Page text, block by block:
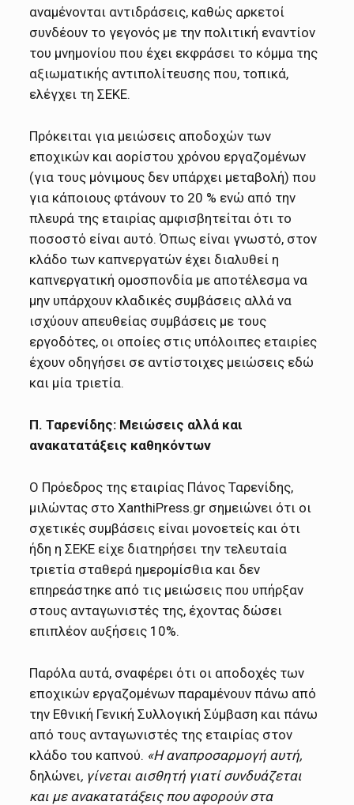
αναμένονται αντιδράσεις, καθώς αρκετοί
συνδέουν το γεγονός με την πολιτική εναντίον
του μνημονίου που έχει εκφράσει το κόμμα της
αξιωματικής αντιπολίτευσης που, τοπικά,
ελέγχει τη ΣΕΚΕ.
Πρόκειται για μειώσεις αποδοχών των
εποχικών και αορίστου χρόνου εργαζομένων
(για τους μόνιμους δεν υπάρχει μεταβολή) που
για κάποιους φτάνουν το 20 % ενώ από την
πλευρά της εταιρίας αμφισβητείται ότι το
ποσοστό είναι αυτό. Όπως είναι γνωστό, στον
κλάδο των καπνεργατών έχει διαλυθεί η
καπνεργατική ομοσπονδία με αποτέλεσμα να
μην υπάρχουν κλαδικές συμβάσεις αλλά να
ισχύουν απευθείας συμβάσεις με τους
εργοδότες, οι οποίες στις υπόλοιπες εταιρίες
έχουν οδηγήσει σε αντίστοιχες μειώσεις εδώ
και μία τριετία.
Π. Ταρενίδης: Μειώσεις αλλά και
ανακατατάξεις καθηκόντων
Ο Πρόεδρος της εταιρίας Πάνος Ταρενίδης,
μιλώντας στο XanthiPress.gr σημειώνει ότι οι
σχετικές συμβάσεις είναι μονοετείς και ότι
ήδη η ΣΕΚΕ είχε διατηρήσει την τελευταία
τριετία σταθερά ημερομίσθια και δεν
επηρεάστηκε από τις μειώσεις που υπήρξαν
στους ανταγωνιστές της, έχοντας δώσει
επιπλέον αυξήσεις 10%.
Παρόλα αυτά, σναφέρει ότι οι αποδοχές των
εποχικών εργαζομένων παραμένουν πάνω από
την Εθνική Γενική Συλλογική Σύμβαση και πάνω
από τους ανταγωνιστές της εταιρίας στον
κλάδο του καπνού. «Η αναπροσαρμογή αυτή,
δηλώνει, γίνεται αισθητή γιατί συνδυάζεται
και με ανακατατάξεις που αφορούν στα